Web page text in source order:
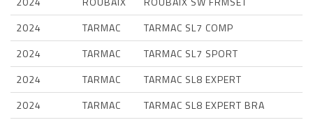
2024
TARMAC
TARMAC SL7 COMP
2024
TARMAC
TARMAC SL7 SPORT
2024
TARMAC
TARMAC SL8 EXPERT
2024
TARMAC
TARMAC SL8 EXPERT BRA